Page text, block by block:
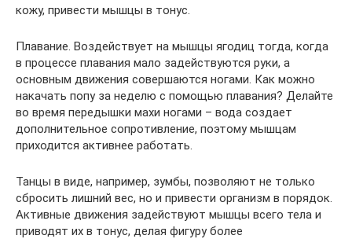
кожу, привести мышцы в тонус.
Плавание. Воздействует на мышцы ягодиц тогда, когда
в процессе плавания мало задействуются руки, а
основным движения совершаются ногами. Как можно
накачать попу за неделю с помощью плавания? Делайте
во время передышки махи ногами – вода создает
дополнительное сопротивление, поэтому мышцам
приходится активнее работать.
Танцы в виде, например, зумбы, позволяют не только
сбросить лишний вес, но и привести организм в порядок.
Активные движения задействуют мышцы всего тела и
приводят их в тонус, делая фигуру более